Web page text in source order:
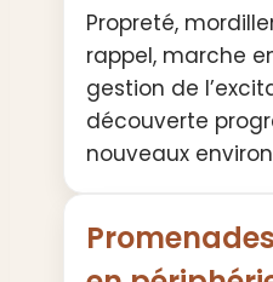
Propreté,
rappel, marche
gestion de
découverte
nouveaux